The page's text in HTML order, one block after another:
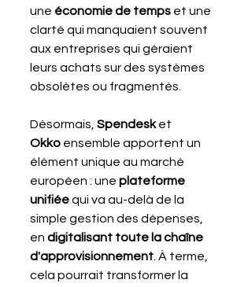
une économie de temps et une
clarté qui manquaient souvent
aux entreprises qui géraient
leurs achats sur des systèmes
obsolètes ou fragmentés.
Désormais, Spendesk et
Okko ensemble apportent un
élément unique au marché
européen : une plateforme
unifiée qui va au-delà de la
simple gestion des dépenses,
en digitalisant toute la chaîne
d'approvisionnement . À terme,
cela pourrait transformer la